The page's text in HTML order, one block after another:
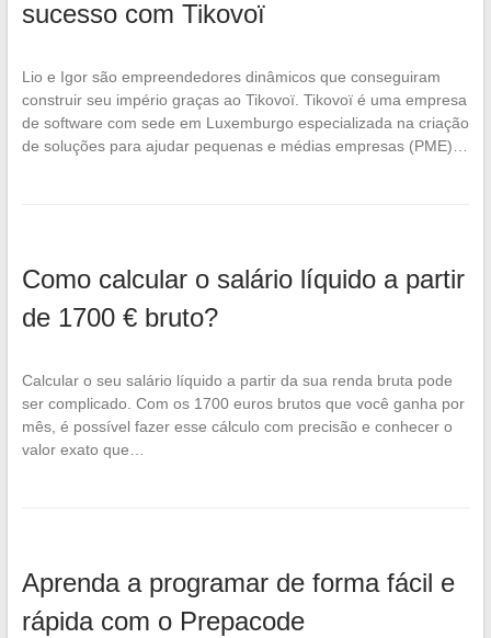
sucesso com Tikovoï
Lio e Igor são empreendedores dinâmicos que conseguiram
construir seu império graças ao Tikovoï. Tikovoï é uma empresa
de software com sede em Luxemburgo especializada na criação
de soluções para ajudar pequenas e médias empresas (PME)…
Como calcular o salário líquido a partir
de 1700 € bruto?
Calcular o seu salário líquido a partir da sua renda bruta pode
ser complicado. Com os 1700 euros brutos que você ganha por
mês, é possível fazer esse cálculo com precisão e conhecer o
valor exato que…
Aprenda a programar de forma fácil e
rápida com o Prepacode